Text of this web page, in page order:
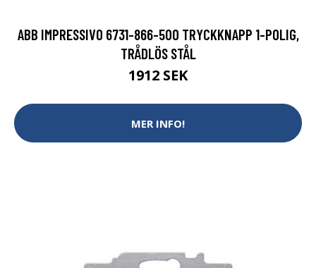
ABB IMPRESSIVO 6731-866-500 TRYCKKNAPP 1-POLIG,
TRÅDLÖS STÅL
1912 SEK
MER INFO!